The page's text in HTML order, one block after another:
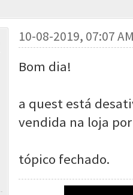
10-08-2019, 07:07
Bom dia!
a quest está
vendida na loja
tópico fechado.